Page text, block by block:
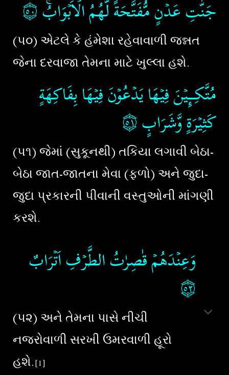
جَنّٰتِ عَدۡنٍ مُّفَتَّحَةً لَّهُمُ الۡاَبۡوَابُ​ۚ‏۝٥٠
(૫૦) એટલે કે હંમેશા રહેવાવાળી જન્નત
જેના દરવાજા તેમના માટે ખુલ્લા હશે.
مُتَّكِـــِٕيۡنَ فِيۡهَا يَدۡعُوۡنَ فِيۡهَا بِفَاكِهَةٍ
كَثِيۡرَةٍ وَّشَرَابٍ۝٥١
(૫૧) જેમાં (સુકૂનથી) તકિયા લગાવી બેઠા-
બેઠા જાત-જાતના મેવા (ફળો) અને જુદા-
જુદા પ્રકારની પીવાની વસ્તુઓની માંગણી
કરશે.
وَعِنۡدَهُمۡ قٰصِرٰتُ الطَّرۡفِ اَتۡرَابٌ
۝٥٢
(૫૨) અને તેમના પાસે નીચી
નજરોવાળી સરખી ઉમરવાળી હૂરો
હશે.[1]